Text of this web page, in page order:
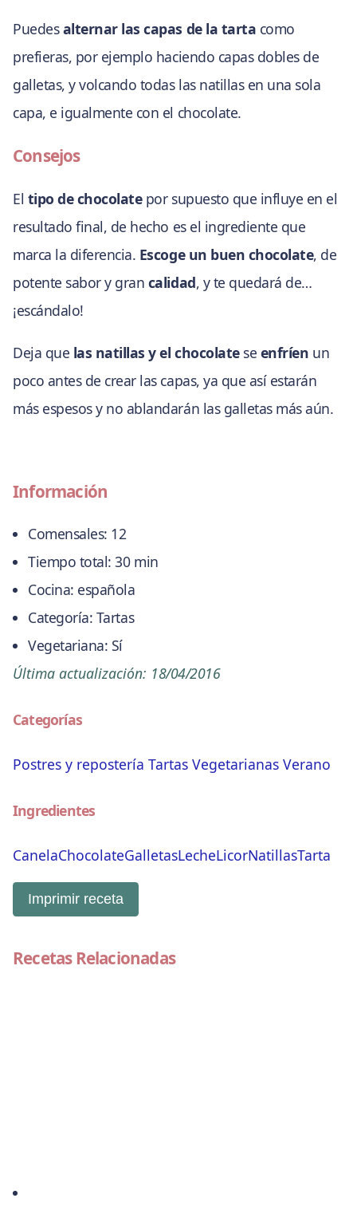
Puedesalternar las capas de la tarta como
prefieras, por ejemplo haciendo capas dobles de
galletas, y volcando todas las natillas en una sola
capa, e igualmente con el chocolate.
Consejos
El tipo de chocolatepor supuesto que influye en el
resultado final, de hecho es el ingrediente que
marca la diferencia. Escoge un buen chocolate, de
potente sabor y gran calidad, y te quedará de…
¡escándalo!
Deja que las natillas y el chocolatese enfríen un
poco antes de crear las capas, ya que así estarán
más espesos y no ablandarán las galletas más aún.
Información
Comensales: 12
Tiempo total: 30 min
Cocina: española
Categoría: Tartas
Vegetariana: Sí
Última actualización: 18/04/2016
Categorías
Postres y repostería Tartas Vegetarianas Verano
Ingredientes
CanelaChocolateGalletasLecheLicorNatillasTarta
Imprimir receta
Recetas Relacionadas